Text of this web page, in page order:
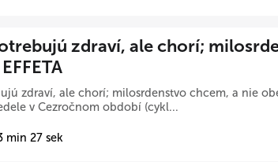
zdraví, ale chorí;
zdraví, ale chorí; milosrdenstvo chcem, a nie
v Cezročnom období (cykl...
min 27 sek